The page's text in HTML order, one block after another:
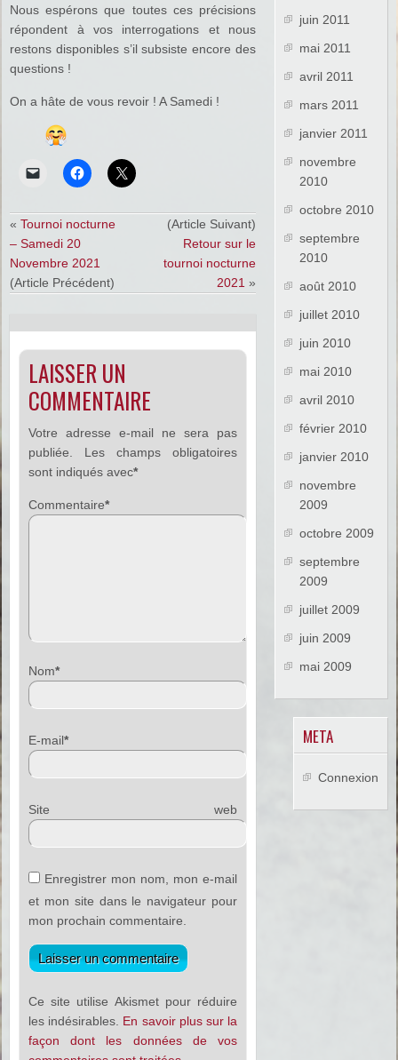
Nous espérons que toutes ces précisions
répondent à vos interrogations et nous
restons disponibles s’il subsiste encore des
questions !
On a hâte de vous revoir ! A Samedi !
«Tournoi nocturne
– Samedi 20
Novembre 2021
(Article Précédent)
(Article Suivant)
Retour sur le
tournoi nocturne
2021 »
LAISSER UN
COMMENTAIRE
Votre adresse e-mail ne sera pas
publiée.
Les champs obligatoires
sont indiqués avec*
Commentaire*
Nom*
E-mail*
Site web
Enregistrer mon nom, mon e-mail
et mon site dans le navigateur pour
mon prochain commentaire.
Ce site utilise Akismet pour réduire
les indésirables. En savoir plus sur la
façon dont les données de vos
juin 2011
mai 2011
avril 2011
mars 2011
janvier 2011
novembre
2010
octobre 2010
septembre
2010
août 2010
juillet 2010
juin 2010
mai 2010
avril 2010
février 2010
janvier 2010
novembre
2009
octobre 2009
septembre
2009
juillet 2009
juin 2009
mai 2009
META
Connexion